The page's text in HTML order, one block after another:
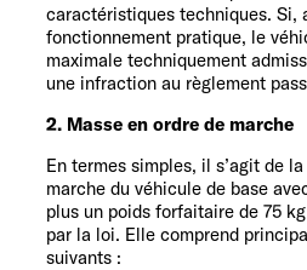
caractéristiques techniques. Si,
fonctionnement pratique, le
maximale techniquement
une infraction au règlement
2. Masse en ordre de marche
En termes simples, il s’agit de
marche du véhicule de base
plus un poids forfaitaire de 75
par la loi. Elle comprend
suivants :